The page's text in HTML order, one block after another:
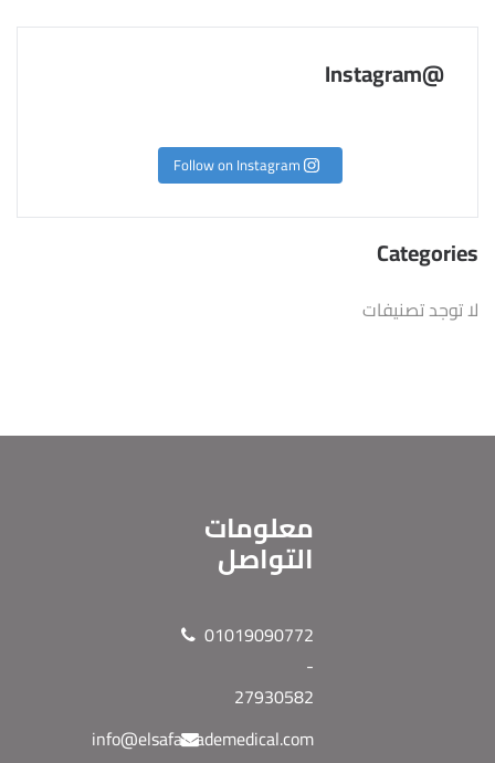
@Instagram
Follow on Instagram
Categories
لا توجد تصنيفات
معلومات
التواصل
01019090772
-
27930582
info@elsafatrademedical.com